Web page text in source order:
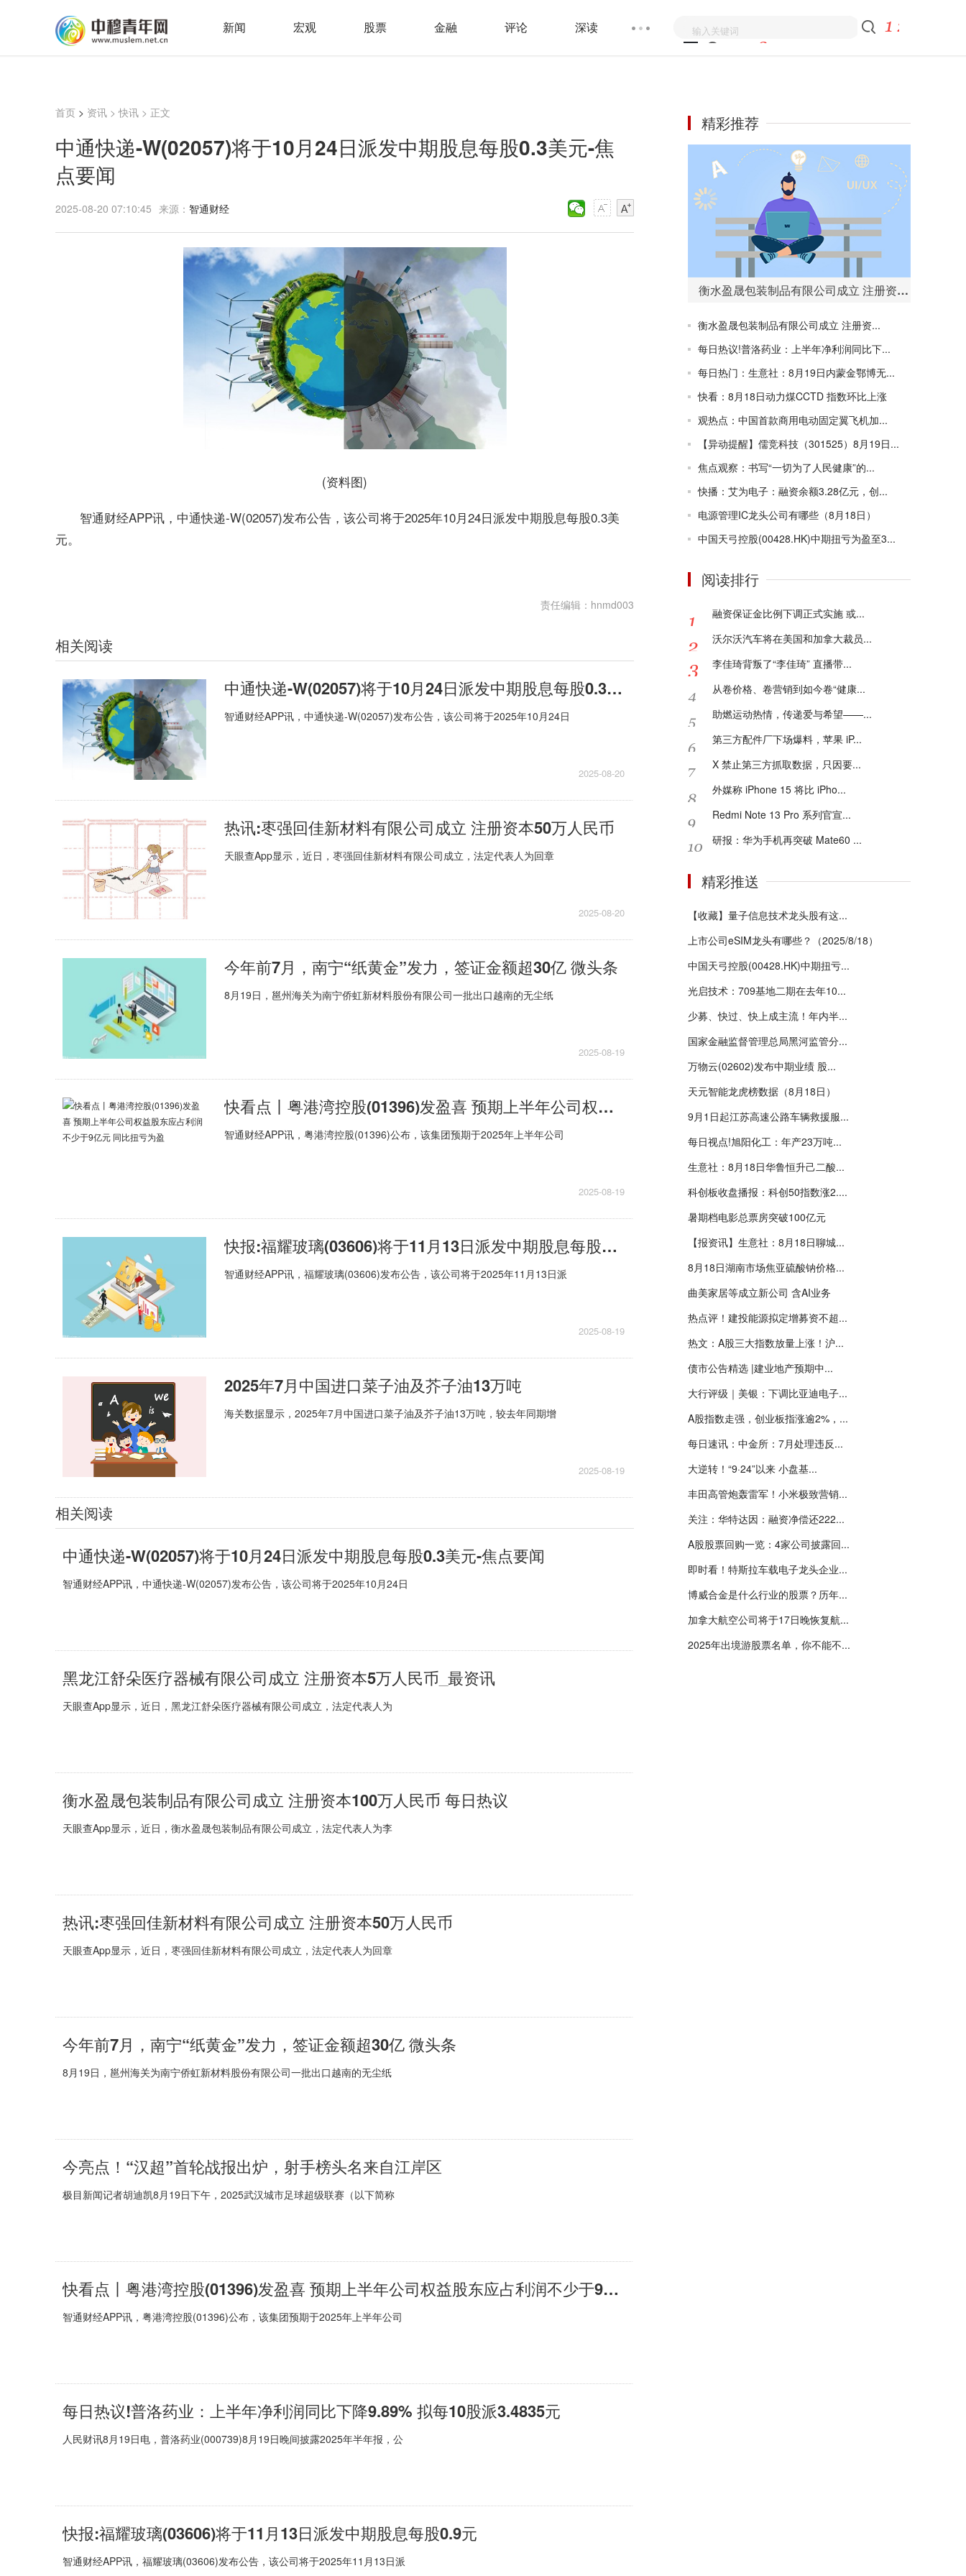
新闻 宏观 股票 金融 评论 深读
首页 > 资讯 >快讯 > 正文
中通快递-W(02057)将于10月24日派发中期股息每股0.3美元-焦
点要闻
2025-08-20 07:10:45 来源： 智通财经
(资料图)
智通财经APP讯，中通快递-W(02057)发布公告，该公司将于2025年10月24日派发中期股息每股0.3美
元。
责任编辑：hnmd003
相关阅读
中通快递-W(02057)将于10月24日派发中期股息每股0.3美元-焦点要闻
智通财经APP讯，中通快递-W(02057)发布公告，该公司将于2025年10月24日
2025-08-20
热讯:枣强回佳新材料有限公司成立 注册资本50万人民币
天眼查App显示，近日，枣强回佳新材料有限公司成立，法定代表人为回章
2025-08-20
今年前7月，南宁“纸黄金”发力，签证金额超30亿 微头条
8月19日，邕州海关为南宁侨虹新材料股份有限公司一批出口越南的无尘纸
2025-08-19
快看点丨粤港湾控股(01396)发盈喜 预期上半年公司权益股东应占利润不少于9亿元 同比扭亏为盈
智通财经APP讯，粤港湾控股(01396)公布，该集团预期于2025年上半年公司
2025-08-19
快报:福耀玻璃(03606)将于11月13日派发中期股息每股0.9元
智通财经APP讯，福耀玻璃(03606)发布公告，该公司将于2025年11月13日派
2025-08-19
2025年7月中国进口菜子油及芥子油13万吨
海关数据显示，2025年7月中国进口菜子油及芥子油13万吨，较去年同期增
2025-08-19
相关阅读
中通快递-W(02057)将于10月24日派发中期股息每股0.3美元-焦点要闻
智通财经APP讯，中通快递-W(02057)发布公告，该公司将于2025年10月24日
黑龙江舒朵医疗器械有限公司成立 注册资本5万人民币_最资讯
天眼查App显示，近日，黑龙江舒朵医疗器械有限公司成立，法定代表人为
衡水盈晟包装制品有限公司成立 注册资本100万人民币 每日热议
天眼查App显示，近日，衡水盈晟包装制品有限公司成立，法定代表人为李
热讯:枣强回佳新材料有限公司成立 注册资本50万人民币
天眼查App显示，近日，枣强回佳新材料有限公司成立，法定代表人为回章
今年前7月，南宁“纸黄金”发力，签证金额超30亿 微头条
8月19日，邕州海关为南宁侨虹新材料股份有限公司一批出口越南的无尘纸
今亮点！“汉超”首轮战报出炉，射手榜头名来自江岸区
极目新闻记者胡迪凯8月19日下午，2025武汉城市足球超级联赛（以下简称
快看点丨粤港湾控股(01396)发盈喜 预期上半年公司权益股东应占利润不少于9亿元 同比扭亏为盈
智通财经APP讯，粤港湾控股(01396)公布，该集团预期于2025年上半年公司
每日热议!普洛药业：上半年净利润同比下降9.89% 拟每10股派3.4835元
人民财讯8月19日电，普洛药业(000739)8月19日晚间披露2025年半年报，公
快报:福耀玻璃(03606)将于11月13日派发中期股息每股0.9元
智通财经APP讯，福耀玻璃(03606)发布公告，该公司将于2025年11月13日派
精彩推荐
衡水盈晟包装制品有限公司成立 注册资本100万人民币 每日热议
衡水盈晟包装制品有限公司成立 注册资...
每日热议!普洛药业：上半年净利润同比下...
每日热门：生意社：8月19日内蒙金鄂博无...
快看：8月18日动力煤CCTD 指数环比上涨
观热点：中国首款商用电动固定翼飞机加...
【异动提醒】儒竞科技（301525）8月19日...
焦点观察：书写“一切为了人民健康”的...
快播：艾为电子：融资余额3.28亿元，创...
电源管理IC龙头公司有哪些（8月18日）
中国天弓控股(00428.HK)中期扭亏为盈至3...
阅读排行
融资保证金比例下调正式实施 或...
沃尔沃汽车将在美国和加拿大裁员...
李佳琦背叛了“李佳琦” 直播带...
从卷价格、卷营销到如今卷“健康...
助燃运动热情，传递爱与希望——...
第三方配件厂下场爆料，苹果 iP...
X 禁止第三方抓取数据，只因要...
外媒称 iPhone 15 将比 iPho...
Redmi Note 13 Pro 系列官宣...
研报：华为手机再突破 Mate60 ...
精彩推送
【收藏】量子信息技术龙头股有这...
上市公司eSIM龙头有哪些？（2025/8/18）
中国天弓控股(00428.HK)中期扭亏...
光启技术：709基地二期在去年10...
少募、快过、快上成主流！年内半...
国家金融监督管理总局黑河监管分...
万物云(02602)发布中期业绩 股...
天元智能龙虎榜数据（8月18日）
9月1日起江苏高速公路车辆救援服...
每日视点!旭阳化工：年产23万吨...
生意社：8月18日华鲁恒升己二酸...
科创板收盘播报：科创50指数涨2....
暑期档电影总票房突破100亿元
【报资讯】生意社：8月18日聊城...
8月18日湖南市场焦亚硫酸钠价格...
曲美家居等成立新公司 含AI业务
热点评！建投能源拟定增募资不超...
热文：A股三大指数放量上涨！沪...
债市公告精选 |建业地产预期中...
大行评级｜美银：下调比亚迪电子...
A股指数走强，创业板指涨逾2%，...
每日速讯：中金所：7月处理违反...
大逆转！“9·24”以来 小盘基...
丰田高管炮轰雷军！小米极致营销...
关注：华特达因：融资净偿还222...
A股股票回购一览：4家公司披露回...
即时看！特斯拉车载电子龙头企业...
博威合金是什么行业的股票？历年...
加拿大航空公司将于17日晚恢复航...
2025年出境游股票名单，你不能不...